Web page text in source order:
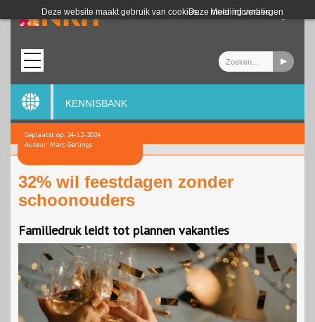
Deze website maakt gebruik van cookies. Meer informatie
Deze melding verbergen
Login
KENNISBANK
Geplaatst op: 24-12-2024
Auteur: Marc Gerlings
32% wil feestdagen zonder
schoonouders
Familiedruk leidt tot plannen vakanties